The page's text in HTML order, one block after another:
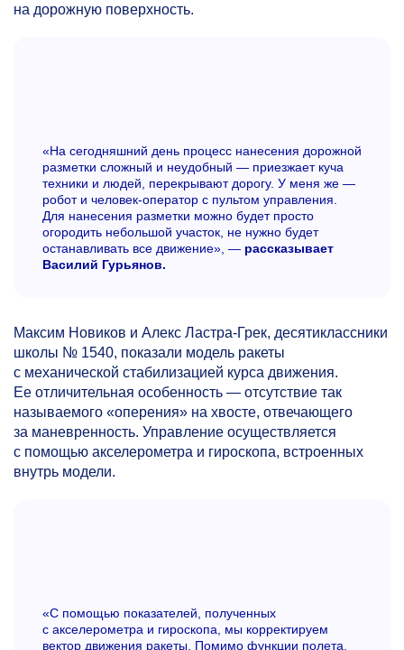
на дорожную поверхность.
«На сегодняшний день процесс нанесения дорожной
разметки сложный и неудобный — приезжает куча
техники и людей, перекрывают дорогу. У меня же —
робот и человек-оператор с пультом управления.
Для нанесения разметки можно будет просто
огородить небольшой участок, не нужно будет
останавливать все движение», — рассказывает
Василий Гурьянов.
Максим Новиков и Алекс Ластра-Грек, десятиклассники
школы № 1540, показали модель ракеты
с механической стабилизацией курса движения.
Ее отличительная особенность — отсутствие так
называемого «оперения» на хвосте, отвечающего
за маневренность. Управление осуществляется
с помощью акселерометра и гироскопа, встроенных
внутрь модели.
«С помощью показателей, полученных
с акселерометра и гироскопа, мы корректируем
вектор движения ракеты. Помимо функции полета,